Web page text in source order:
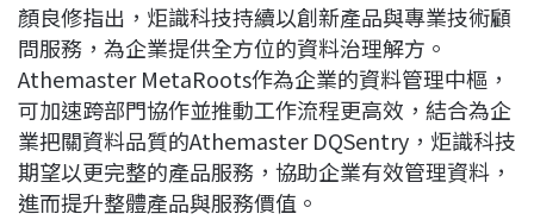
顏良修指出，炬識科技持續以創新產品與專業技術顧
問服務，為企業提供全方位的資料治理解方。
Athemaster MetaRoots作為企業的資料管理中樞，
可加速跨部門協作並推動工作流程更高效，結合為企
業把關資料品質的Athemaster DQSentry，炬識科技
期望以更完整的產品服務，協助企業有效管理資料，
進而提升整體產品與服務價值。